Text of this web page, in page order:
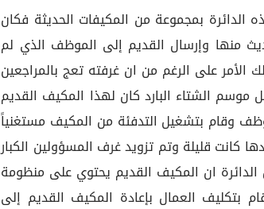
بمجموعة من المكيفات الحديثة فكان
منها وإرسال القديم إلى الموظف الذي لم
على الرغم من ان غرفته تعج بالمراجعين
الشتاء البارد كان لهذا المكيف القديم
وقام بتشغيل التدفئة من المكيف مستغنياً
كانت قليلة وتم تزويد غرف المسؤولين الكبار
ان المكيف القديم يحتوي على منظومة
بتكليف العمال بإعادة المكيف القديم إلى